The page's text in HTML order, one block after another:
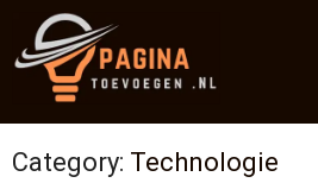
Category: Technologie